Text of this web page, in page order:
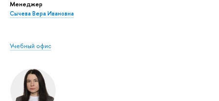
Менеджер
Сычева Вера Ивановна
Учебный офис